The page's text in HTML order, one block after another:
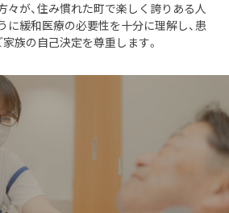
々が、住み慣れた町で楽しく誇りある人
に緩和医療の必要性を十分に理解し、患
族の自己決定を尊重します。